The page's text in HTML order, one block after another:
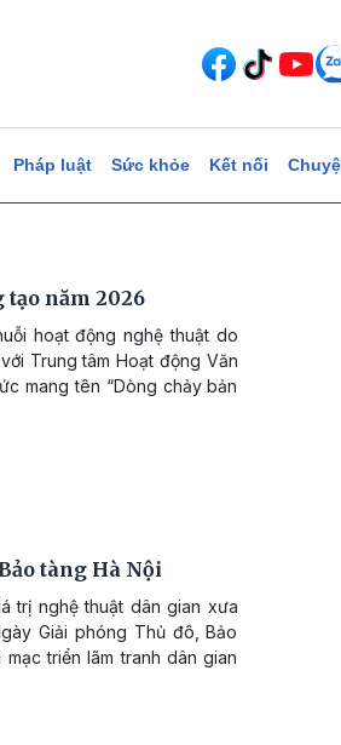
Pháp luật Sức khỏe Kết nối
năm 2026
hoạt động nghệ thuật do
Trung tâm Hoạt động Văn
mang tên “Dòng chảy bản
tàng Hà Nội
trị nghệ thuật dân gian xưa
Giải phóng Thủ đô, Bảo
triển lãm tranh dân gian